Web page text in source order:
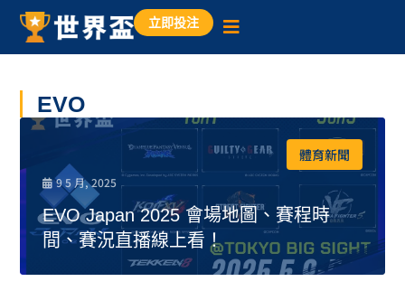
立即投注
EVO
體育新聞
9 5 月, 2025
EVO Japan 2025 會場地圖、賽程時
間、賽況直播線上看！